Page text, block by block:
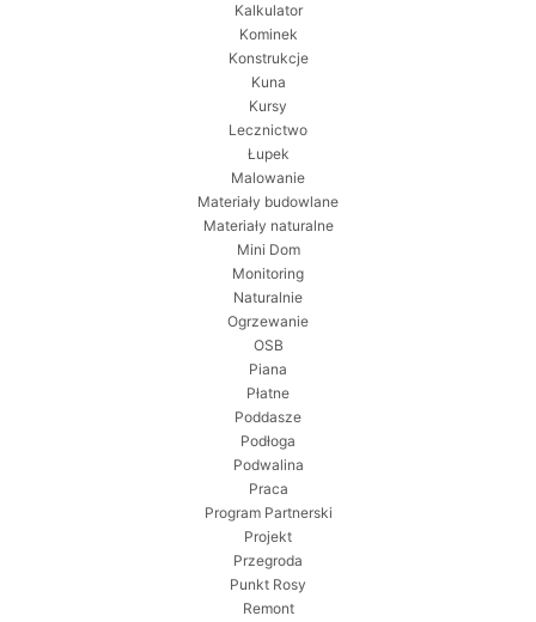
Kalkulator
Kominek
Konstrukcje
Kuna
Kursy
Lecznictwo
Łupek
Malowanie
Materiały budowlane
Materiały naturalne
Mini Dom
Monitoring
Naturalnie
Ogrzewanie
OSB
Piana
Płatne
Poddasze
Podłoga
Podwalina
Praca
Program Partnerski
Projekt
Przegroda
Punkt Rosy
Remont